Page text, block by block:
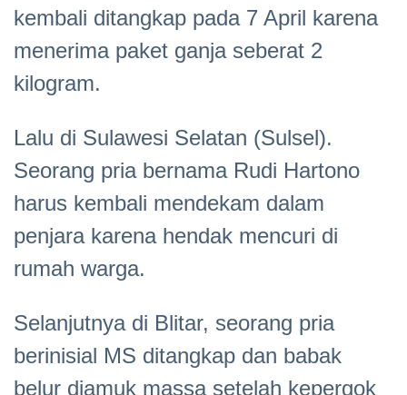
kembali ditangkap pada 7 April karena
menerima paket ganja seberat 2
kilogram.
Lalu di Sulawesi Selatan (Sulsel).
Seorang pria bernama Rudi Hartono
harus kembali mendekam dalam
penjara karena hendak mencuri di
rumah warga.
Selanjutnya di Blitar, seorang pria
berinisial MS ditangkap dan babak
belur diamuk massa setelah kepergok